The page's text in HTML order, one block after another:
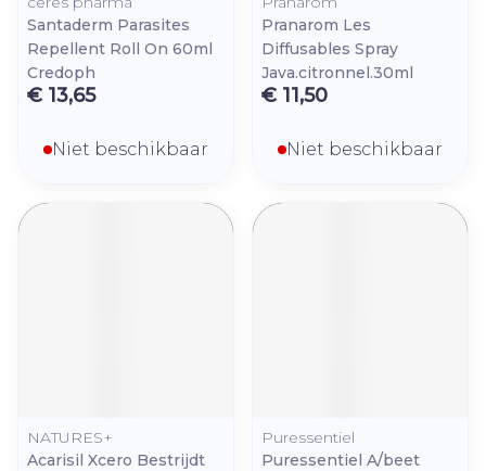
Santaderm Parasites
Repellent Roll On 60ml
Credoph
€ 13,65
Niet beschikbaar
Pranarom Les
Diffusables Spray
Java.citronnel.30ml
€ 11,50
Niet beschikbaar
NATURES+
Acarisil Xcero Bestrijdt
Puressentiel
Puressentiel A/beet